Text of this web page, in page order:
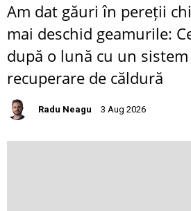
Am dat găuri în pereții
mai deschid geamurile:
după o lună cu un
recuperare de căldură
Radu Neagu 3 Aug 2026